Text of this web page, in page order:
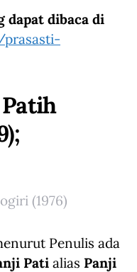
dapat dibaca di
(1976)
Penulis ada
Pati alias Panji